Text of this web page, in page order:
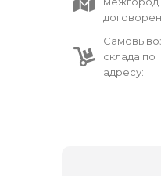
склада по
адресу: